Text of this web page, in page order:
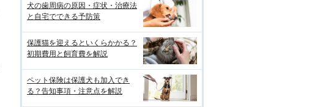
犬の歯周病の原因・症状・治療法
と自宅でできる予防策
保護猫を迎えるといくらかかる？
初期費用と飼育費を解説
ペット保険は保護犬も加入でき
る？告知事項・注意点を解説